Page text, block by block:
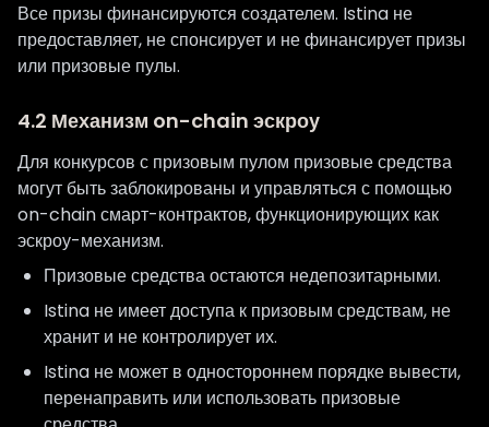
Все призы финансируются создателем. Istina не
предоставляет, не спонсирует и не финансирует призы
или призовые пулы.
4.2 Механизм on-chain эскроу
Для конкурсов с призовым пулом призовые средства
могут быть заблокированы и управляться с помощью
on-chain смарт-контрактов, функционирующих как
эскроу-механизм.
Призовые средства остаются недепозитарными.
Istina не имеет доступа к призовым средствам, не
хранит и не контролирует их.
Istina не может в одностороннем порядке вывести,
перенаправить или использовать призовые